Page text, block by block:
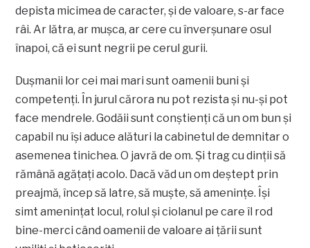
depista micimea de caracter, și de valoare, s-ar face
râi. Ar lătra, ar mușca, ar cere cu înverșunare osul
înapoi, că ei sunt negrii pe cerul gurii.
Dușmanii lor cei mai mari sunt oamenii buni și
competenți. În jurul cărora nu pot rezista și nu-și pot
face mendrele. Godăii sunt conștienți că un om bun și
capabil nu își aduce alături la cabinetul de demnitar o
asemenea tinichea. O javră de om. Și trag cu dinții să
rămână agățați acolo. Dacă văd un om deștept prin
preajmă, încep să latre, să muște, să amenințe. Își
simt amenințat locul, rolul și ciolanul pe care îl rod
bine-merci când oamenii de valoare ai țării sunt